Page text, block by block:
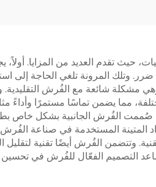
التنظيف
تقدم العديد من المزايا. أولاً،
ضرر. وتلك المرونة تلغي الحاجة
مشكلة شائعة مع الفُرش التقليدية.
مما يضمن تماسًا مستمرًا وأداءً
صُممت الفُرش الجانبية بشكل خاص
المتينة المستخدمة في صناعة
وتتضمن الفُرش أيضًا تقنية
التصميم الفعّال للفُرش في